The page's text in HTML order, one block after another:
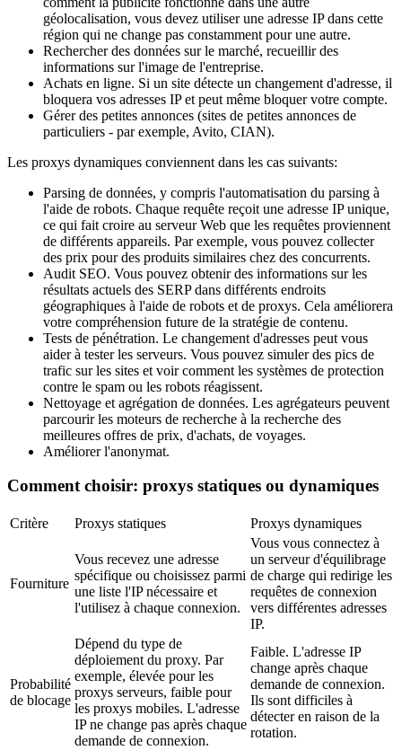
géolocalisation, vous devez utiliser une adresse IP dans cette
région qui ne change pas constamment pour une autre.
Rechercher des données sur le marché, recueillir des
informations sur l'image de l'entreprise.
Achats en ligne. Si un site détecte un changement d'adresse, il
bloquera vos adresses IP et peut même bloquer votre compte.
Gérer des petites annonces (sites de petites annonces de
particuliers - par exemple, Avito, CIAN).
Les proxys dynamiques conviennent dans les cas suivants:
Parsing de données, y compris l'automatisation du parsing à
l'aide de robots. Chaque requête reçoit une adresse IP unique,
ce qui fait croire au serveur Web que les requêtes proviennent
de différents appareils. Par exemple, vous pouvez collecter
des prix pour des produits similaires chez des concurrents.
Audit SEO. Vous pouvez obtenir des informations sur les
résultats actuels des SERP dans différents endroits
géographiques à l'aide de robots et de proxys. Cela améliorera
votre compréhension future de la stratégie de contenu.
Tests de pénétration. Le changement d'adresses peut vous
aider à tester les serveurs. Vous pouvez simuler des pics de
trafic sur les sites et voir comment les systèmes de protection
contre le spam ou les robots réagissent.
Nettoyage et agrégation de données. Les agrégateurs peuvent
parcourir les moteurs de recherche à la recherche des
meilleures offres de prix, d'achats, de voyages.
Améliorer l'anonymat.
Comment choisir: proxys statiques ou dynamiques
Critère Proxys statiques Proxys dynamiques
Fourniture
Vous recevez une adresse
spécifique ou choisissez parmi
une liste l'IP nécessaire et
l'utilisez à chaque connexion.
Vous vous connectez à
un serveur d'équilibrage
de charge qui redirige les
requêtes de connexion
vers différentes adresses
IP.
Probabilité
de blocage
Dépend du type de
déploiement du proxy. Par
exemple, élevée pour les
proxys serveurs, faible pour
les proxys mobiles. L'adresse
IP ne change pas après chaque
demande de connexion.
Faible. L'adresse IP
change après chaque
demande de connexion.
Ils sont difficiles à
détecter en raison de la
rotation.